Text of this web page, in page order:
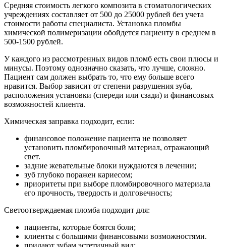
Средняя стоимость легкого композита в стоматологических
учреждениях составляет от 500 до 25000 рублей без учета
стоимости работы специалиста. Установка пломбы
химической полимеризации обойдется пациенту в среднем в
500-1500 рублей.
У каждого из рассмотренных видов пломб есть свои плюсы и
минусы. Поэтому однозначно сказать, что лучше, сложно.
Пациент сам должен выбрать то, что ему больше всего
нравится. Выбор зависит от степени разрушения зуба,
расположения установки (спереди или сзади) и финансовых
возможностей клиента.
Химическая заправка подходит, если:
финансовое положение пациента не позволяет
установить пломбировочный материал, отражающий
свет.
задние жевательные блоки нуждаются в лечении;
зуб глубоко поражен кариесом;
приоритеты при выборе пломбировочного материала
его прочность, твердость и долговечность;
Светоотверждаемая пломба подходит для:
пациенты, которые боятся боли;
клиенты с большими финансовыми возможностями.
придают зубам эстетичный вид;